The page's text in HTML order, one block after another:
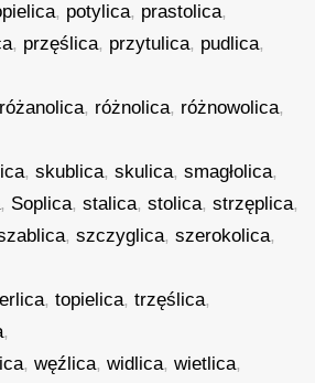
, potylica, prastolica,
, przęślica, przytulica, pudlica,
różanolica, różnolica, różnowolica,
,skublica,skulica,smagłolica,
, Soplica,stalica,stolica,strzęplica,
,szczyglica,szerokolica,
,topielica,trzęślica,
,
,węźlica,widlica,wietlica,